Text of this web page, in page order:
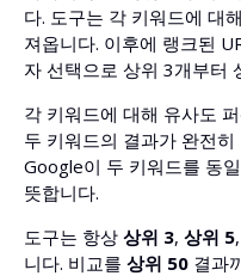
다. 도구는 각 키워드에 대
져옵니다. 이후에 랭크된
자 선택으로 상위 3개부터
각 키워드에 대해 유사도
두 키워드의 결과가 완전
Google이 두 키워드를 동
뜻합니다.
도구는 항상 상위 3, 상위 5,
니다. 비교를 상위 50 결과